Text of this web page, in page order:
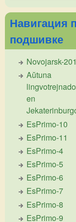
Навигация
подшивке
Novojarsk-
Aŭtuna
lingvotrejnado
en
EsPrimo-10
EsPrimo-11
EsPrimo-4
EsPrimo-5
EsPrimo-6
EsPrimo-7
EsPrimo-8
EsPrimo-9